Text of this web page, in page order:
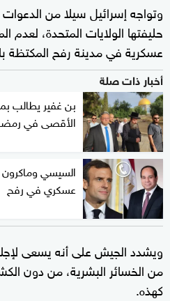
وتواجه إسرائيل سيلا من
حليفتها الولايات المتحدة،
عسكرية في مدينة رفح المكتظة
أخبار ذات صلة
بن غفير يطالب
الأقصى في
السيسي
عسكري في رفح
ويشدد الجيش على أنه يسعى
من الخسائر البشرية، من دون
كهذه.